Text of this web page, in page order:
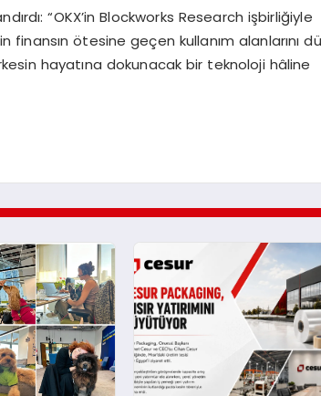
“OKX’in Blockworks Research işbirliğiyle
finansın ötesine geçen kullanım alanlarını
hayatına dokunacak bir teknoloji hâline